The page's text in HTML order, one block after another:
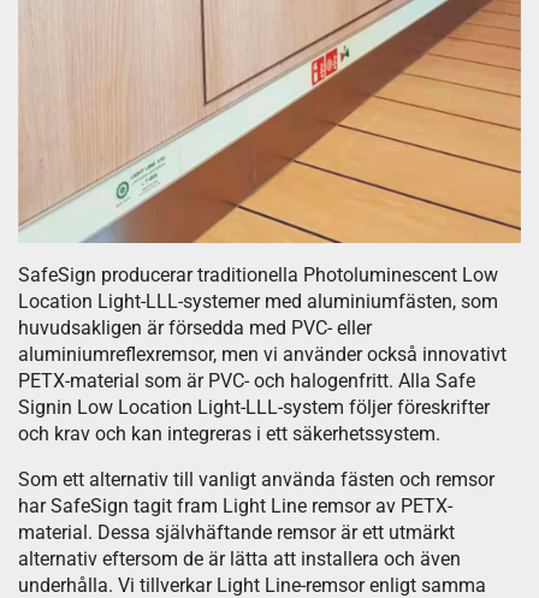
SafeSign producerar traditionella Photoluminescent Low
Location Light-LLL-systemer med aluminiumfästen, som
huvudsakligen är försedda med PVC- eller
aluminiumreflexremsor, men vi använder också innovativt
PETX-material som är PVC- och halogenfritt. Alla Safe
Signin Low Location Light-LLL-system följer föreskrifter
och krav och kan integreras i ett säkerhetssystem.
Som ett alternativ till vanligt använda fästen och remsor
har SafeSign tagit fram Light Line remsor av PETX-
material. Dessa självhäftande remsor är ett utmärkt
alternativ eftersom de är lätta att installera och även
underhålla. Vi tillverkar Light Line-remsor enligt samma